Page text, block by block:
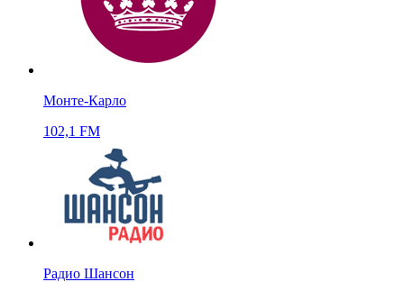
Монте-Карло
102,1 FM
Радио Шансон